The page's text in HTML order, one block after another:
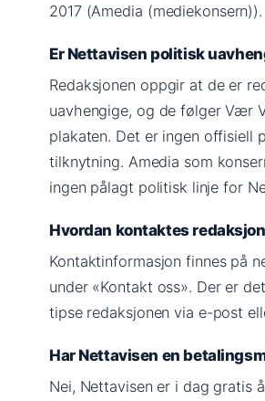
2017 (Amedia (mediekonsern)).
Er Nettavisen politisk
Redaksjonen oppgir at de er
uavhengige, og de følger Vær
plakaten. Det er ingen offisiell
tilknytning. Amedia som
ingen pålagt politisk linje for
Hvordan kontaktes
Kontaktinformasjon finnes på
under «Kontakt oss». Der er
tipse redaksjonen via e-post
Har Nettavisen en
Nei, Nettavisen er i dag gratis